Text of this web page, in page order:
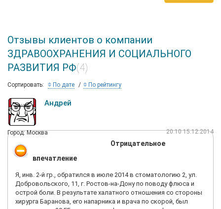
Отзывы клиентов о компании
ЗДРАВООХРАНЕНИЯ И СОЦИАЛЬНОГО
РАЗВИТИЯ РФ(4)
Сортировать: По дате По рейтингу
Андрей
Город: Москва 20:10 15.12.2014
Отрицательное
впечатление
Я, инв. 2-й гр., обратился в июле 2014 в стоматологию 2, ул.
Добровольского, 11, г. Ростов-на-Дону по поводу флюса и
острой боли. В результате халатного отношения со стороны
хирурга Баранова, его напарника и врача по скорой, был